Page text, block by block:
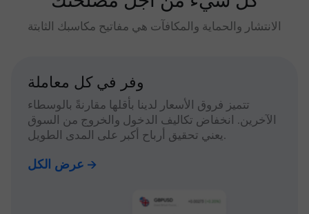
الانتشار والحماية والمكافآت هي مفاتيح مكاسبك الثابتة
وفر في كل معاملة
تتميز فروق الأسعار لدينا بأقلها مقارنةً بالوسطاء
الآخرين. انخفاض تكاليف الدخول والخروج من السوق
يعني تحقيق أرباح أكبر على المدى الطويل.
عرض الكل